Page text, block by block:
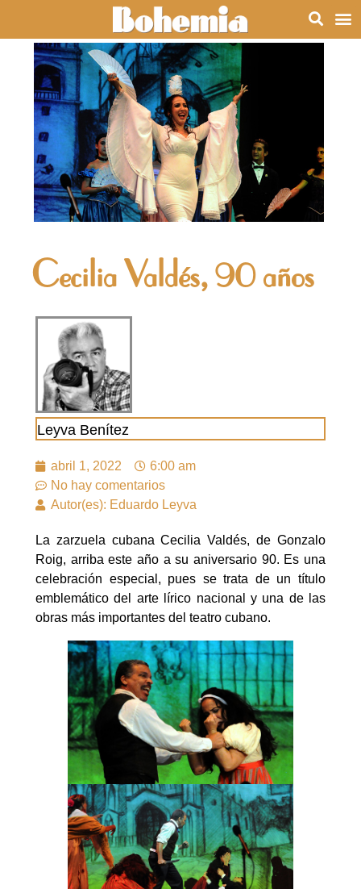
Cecilia Valdés, 90 años
Leyva Benítez
abril 1, 2022
6:00 am
No hay comentarios
Autor(es): Eduardo Leyva
La zarzuela cubana Cecilia Valdés, de Gonzalo
Roig, arriba este año a su aniversario 90. Es una
celebración especial, pues se trata de un título
emblemático del arte lírico nacional y una de las
obras más importantes del teatro cubano.